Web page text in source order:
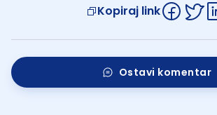
Kopiraj link
Ostavi komentar